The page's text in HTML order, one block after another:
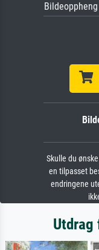
Bildeoppheng
Skulle du
en tilpasset
endringene
Utdrag